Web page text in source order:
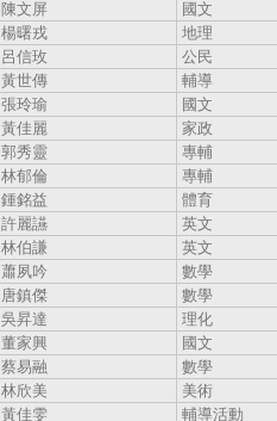
陳文屏
國文
楊曙戎
地理
呂信玫
公民
黃世傳
輔導
張玲瑜
國文
黃佳麗
家政
郭秀靈
專輔
林郁倫
專輔
鍾銘益
體育
許麗讌
英文
林伯謙
英文
蕭夙吟
數學
唐鎮傑
數學
吳昇達
理化
董家興
國文
蔡易融
數學
林欣美
美術
黃佳雯
輔導活動